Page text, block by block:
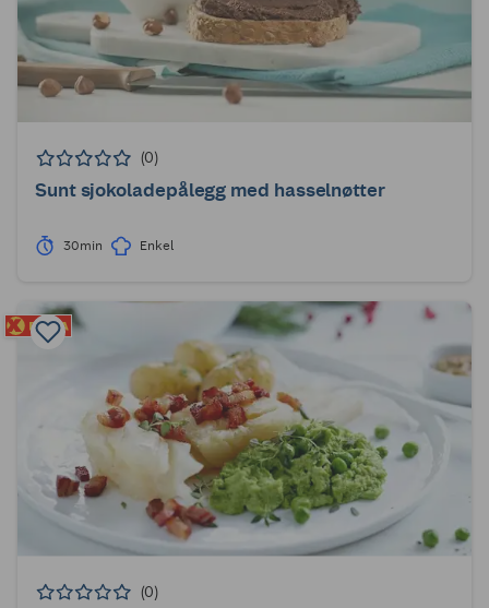
(0)
Sunt sjokoladepålegg med hasselnøtter
30min Enkel
(0)